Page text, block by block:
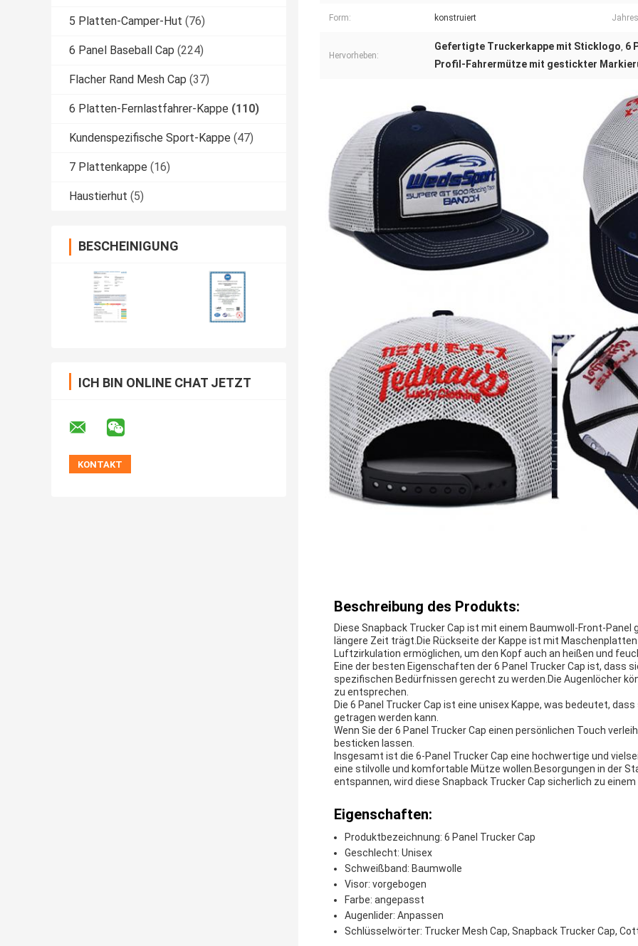
5 Platten-Camper-Hut (76)
6 Panel Baseball Cap (224)
Flacher Rand Mesh Cap (37)
6 Platten-Fernlastfahrer-Kappe (110)
Kundenspezifische Sport-Kappe (47)
7 Plattenkappe (16)
Haustierhut (5)
BESCHEINIGUNG
ICH BIN ONLINE CHAT JETZT
Form: konstruiert
Hervorheben:
Gefertigte Truckerkappe mit Sticklogo, 6
Profil-Fahrermütze mit gestickter
Beschreibung des Produkts:
Diese Snapback Trucker Cap ist mit einem Baumwoll-Front-
längere Zeit trägt.Die Rückseite der Kappe ist mit
Luftzirkulation ermöglichen, um den Kopf auch an heißen und
Eine der besten Eigenschaften der 6 Panel Trucker Cap ist, dass
spezifischen Bedürfnissen gerecht zu werden.Die Augenlöcher
zu entsprechen.
Die 6 Panel Trucker Cap ist eine unisex Kappe, was bedeutet,
getragen werden kann.
Wenn Sie der 6 Panel Trucker Cap einen persönlichen Touch
besticken lassen.
Insgesamt ist die 6-Panel Trucker Cap eine hochwertige und
eine stilvolle und komfortable Mütze wollen.Besorgungen in der
entspannen, wird diese Snapback Trucker Cap sicherlich zu
Eigenschaften:
Produktbezeichnung: 6 Panel Trucker Cap
Geschlecht: Unisex
Schweißband: Baumwolle
Visor: vorgebogen
Farbe: angepasst
Augenlider: Anpassen
Schlüsselwörter: Trucker Mesh Cap, Snapback Trucker Cap,